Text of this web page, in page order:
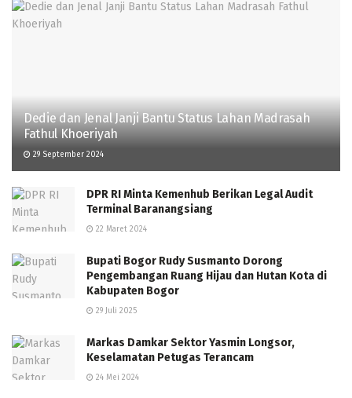
Dedie dan Jenal Janji Bantu Status Lahan Madrasah
Fathul Khoeriyah
29 September 2024
DPR RI Minta Kemenhub Berikan Legal Audit
Terminal Baranangsiang
22 Maret 2024
Bupati Bogor Rudy Susmanto Dorong
Pengembangan Ruang Hijau dan Hutan Kota di
Kabupaten Bogor
29 Juli 2025
Markas Damkar Sektor Yasmin Longsor,
Keselamatan Petugas Terancam
24 Mei 2024